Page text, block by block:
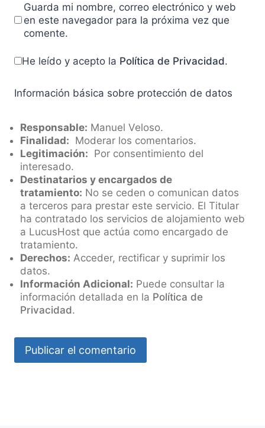
Guarda mi nombre, correo electrónico y web
en este navegador para la próxima vez que
comente.
He leído y acepto la Política de Privacidad.
Información básica sobre protección de datos
Responsable: Manuel Veloso.
Finalidad: Moderar los comentarios.
Legitimación: Por consentimiento del
interesado.
Destinatarios y encargados de
tratamiento: No se ceden o comunican datos
a terceros para prestar este servicio. El Titular
ha contratado los servicios de alojamiento web
a LucusHost que actúa como encargado de
tratamiento.
Derechos: Acceder, rectificar y suprimir los
datos.
Información Adicional: Puede consultar la
información detallada en la Política de
Privacidad.